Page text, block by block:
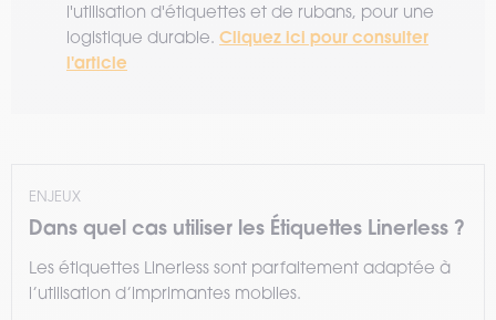
l'utilisation d'étiquettes et de rubans, pour une
logistique durable. Cliquez ici pour consulter
l'article
ENJEUX
Dans quel cas utiliser les Étiquettes Linerless ?
Les étiquettes Linerless sont parfaitement adaptée à
l’utilisation d’imprimantes mobiles.